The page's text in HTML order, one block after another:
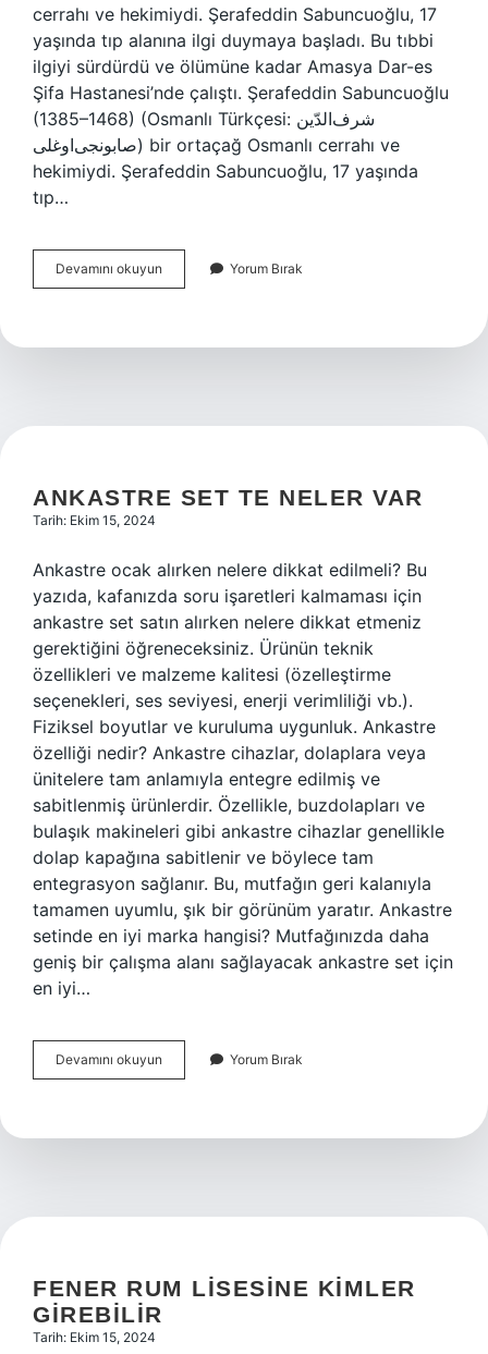
cerrahı ve hekimiydi. Şerafeddin Sabuncuoğlu, 17
yaşında tıp alanına ilgi duymaya başladı. Bu tıbbi
ilgiyi sürdürdü ve ölümüne kadar Amasya Dar-es
Şifa Hastanesi’nde çalıştı. Şerafeddin Sabuncuoğlu
(1385–1468) (Osmanlı Türkçesi: شرف‌الدّین
صابونجی‌اوغلی) bir ortaçağ Osmanlı cerrahı ve
hekimiydi. Şerafeddin Sabuncuoğlu, 17 yaşında
tıp…
Devamını okuyun Sabuncu
Şerafettin
Yorum Bırak
ANKASTRE SET TE NELER VAR
Tarih: Ekim 15, 2024
Ankastre ocak alırken nelere dikkat edilmeli? Bu
yazıda, kafanızda soru işaretleri kalmaması için
ankastre set satın alırken nelere dikkat etmeniz
gerektiğini öğreneceksiniz. Ürünün teknik
özellikleri ve malzeme kalitesi (özelleştirme
seçenekleri, ses seviyesi, enerji verimliliği vb.).
Fiziksel boyutlar ve kuruluma uygunluk. Ankastre
özelliği nedir? Ankastre cihazlar, dolaplara veya
ünitelere tam anlamıyla entegre edilmiş ve
sabitlenmiş ürünlerdir. Özellikle, buzdolapları ve
bulaşık makineleri gibi ankastre cihazlar genellikle
dolap kapağına sabitlenir ve böylece tam
entegrasyon sağlanır. Bu, mutfağın geri kalanıyla
tamamen uyumlu, şık bir görünüm yaratır. Ankastre
setinde en iyi marka hangisi? Mutfağınızda daha
geniş bir çalışma alanı sağlayacak ankastre set için
en iyi…
Devamını okuyun Ankastre
Set
Var
Yorum Bırak
FENER RUM LISESINE KIMLER
GIREBILIR
Tarih: Ekim 15, 2024